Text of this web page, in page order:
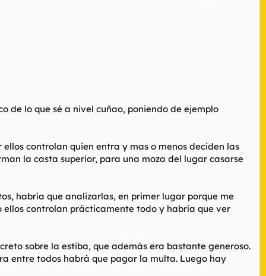
de lo que sé a nivel cuñao, poniendo de ejemplo
controlan quien entra y mas o menos deciden las
la casta superior, para una moza del lugar casarse
habría que analizarlas, en primer lugar porque me
controlan prácticamente todo y habría que ver
sobre la estiba, que además era bastante generoso.
entre todos habrá que pagar la multa. Luego hay